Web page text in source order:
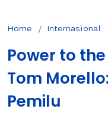
Home Internasional
Power to
Tom
Pemilu